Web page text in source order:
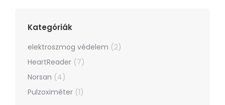
Kategóriák
elektroszmog védelem (2)
HeartReader (7)
Norsan (4)
Pulzoximéter (1)